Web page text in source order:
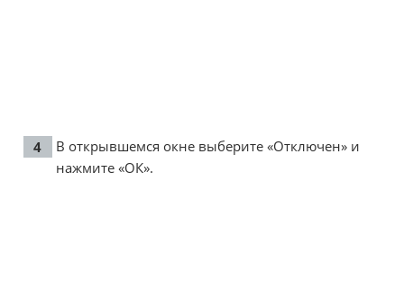
В открывшемся окне выберите «Отключен» и
нажмите «ОК».